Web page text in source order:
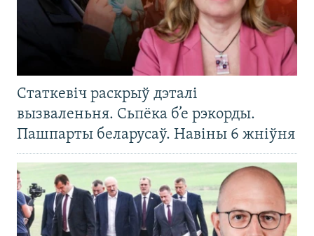
Статкевіч раскрыў дэталі
вызваленьня. Сьпёка б’е рэкорды.
Пашпарты беларусаў. Навіны 6 жніўня